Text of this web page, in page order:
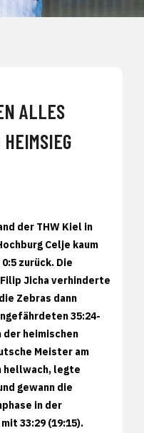
ALLES
der THW Kiel in
Celje kaum
zurück. Die
Jicha verhinderte
Zebras dann
35:24-
der heimischen
Meister am
hellwach, legte
gewann die
in der
33:29 (19:15).